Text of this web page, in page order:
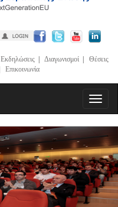
Εκδηλώσεις| Διαγωνισμοί| Θέσεις
Επικοινωνία